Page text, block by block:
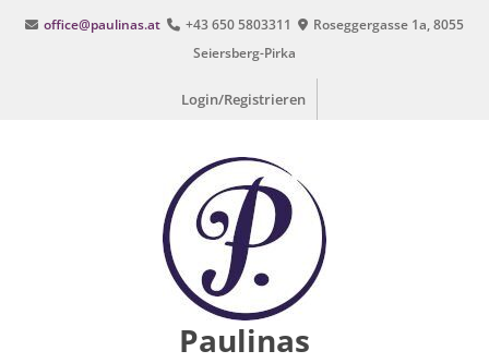
Inhalt
office@paulinas.at +43 650 5803311
Roseggergasse 1a, 8055
Seiersberg-Pirka
Login/Registrieren
Paulinas